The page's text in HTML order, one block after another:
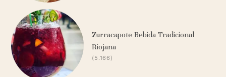
Zurracapote Bebida Tradicional
Riojana
(5.166)